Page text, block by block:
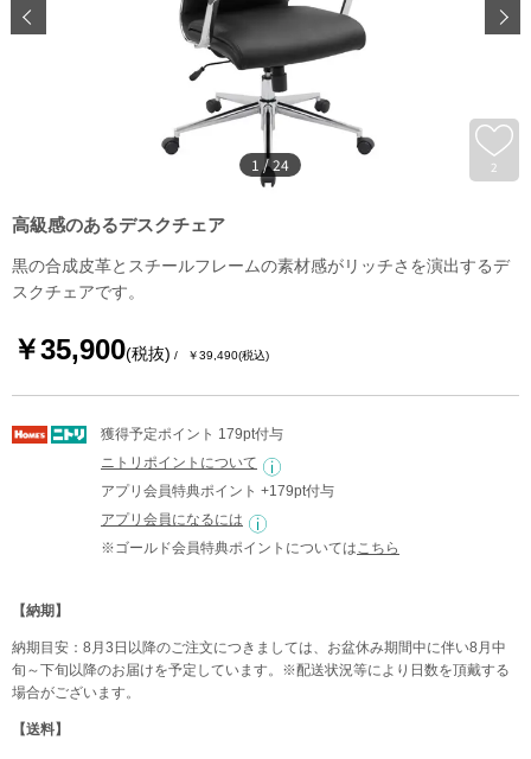
2
1 /24
高級感のあるデスクチェア
黒の合成皮革とスチールフレームの素材感がリッチさを演出するデ
スクチェアです。
￥35,900(税抜) ￥39,490(税込)
獲得予定ポイント 179pt付与
ニトリポイントについて
アプリ会員特典ポイント +179pt付与
アプリ会員になるには
※ゴールド会員特典ポイントについては こちら
【納期】
納期目安：8月3日以降のご注文につきましては、お盆休み期間中に伴い8月中
旬～下旬以降のお届けを予定しています。※配送状況等により日数を頂戴する
場合がございます。
【送料】